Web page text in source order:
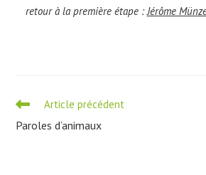
retour à la première étape :Jérôme
Read
articles
Article précédent
Paroles d’animaux